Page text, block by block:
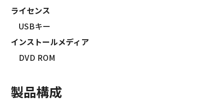
ライセンス
USBキー
インストールメディア
DVD ROM
製品構成